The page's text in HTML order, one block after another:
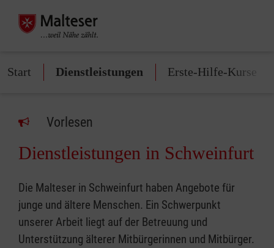
Start Dienstleistungen Erste-Hilfe-Kurse
Vorlesen
Dienstleistungen in Schweinfurt
Die Malteser in Schweinfurt haben Angebote für
junge und ältere Menschen. Ein Schwerpunkt
unserer Arbeit liegt auf der Betreuung und
Unterstützung älterer Mitbürgerinnen und Mitbürger.